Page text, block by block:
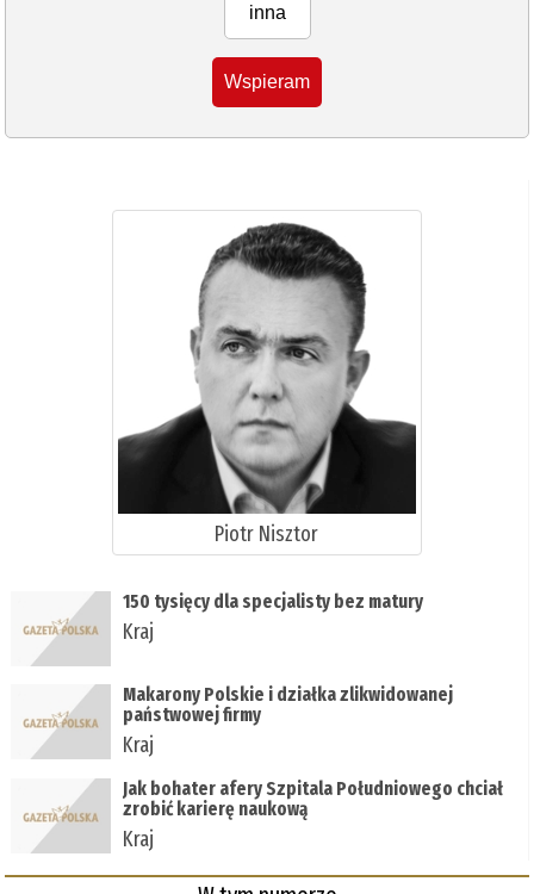
inna
Wspieram
Piotr Nisztor
150 tysięcy dla specjalisty bez matury
Kraj
Makarony Polskie i działka zlikwidowanej
państwowej firmy
Kraj
Jak bohater afery Szpitala Południowego chciał
zrobić karierę naukową
Kraj